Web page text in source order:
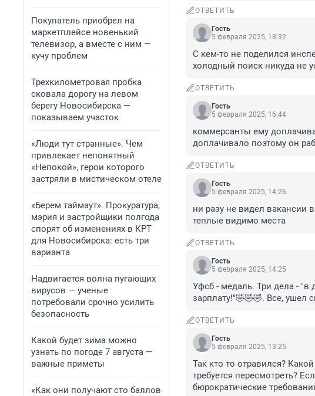
Покупатель приобрел на
маркетплейсе новенький
телевизор, а вместе с ним —
кучу проблем
Трехкилометровая пробка
сковала дорогу на левом
берегу Новосибирска —
показываем участок
«Люди тут странные». Чем
привлекает непонятный
«Непокой», герои которого
застряли в мистическом отеле
«Берем таймаут». Прокуратура,
мэрия и застройщики полгода
спорят об изменениях в КРТ
для Новосибирска: есть три
варианта
Надвигается волна пугающих
вирусов — ученые
потребовали срочно усилить
безопасность
Какой будет зима можно
узнать по погоде 7 августа —
важные приметы
«Как они получают сто баллов
ОТВЕТИТЬ
Гость
5 февраля 2025, 18:32
С кем-то не поделился
холодный поиск никуда не
ОТВЕТИТЬ
Гость
5 февраля 2025, 16:44
коммерсанты ему
доплачивало поэтому он
ОТВЕТИТЬ
Гость
5 февраля 2025, 14:26
ни разу не видел вакансии
теплые видимо места
ОТВЕТИТЬ
Гость
5 февраля 2025, 14:25
Уфсб - медаль. Три дела - "в
зарплату!"🤣🤣🤣. Все, ушел
ОТВЕТИТЬ
Гость
5 февраля 2025, 13:25
Так кто то отравился?
требуется пересмотреть?
бюрократические